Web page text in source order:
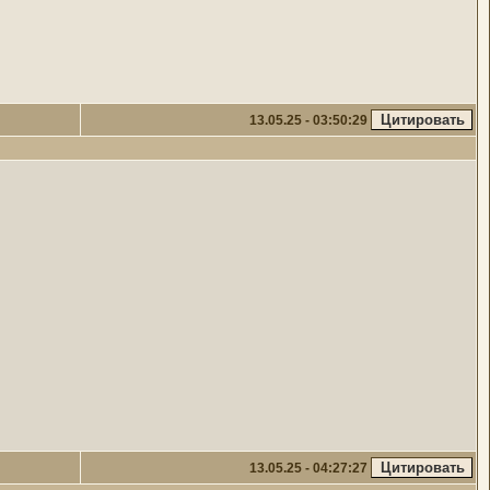
13.05.25 - 03:50:29
13.05.25 - 04:27:27